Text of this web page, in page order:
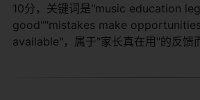
10分，关键词是"music education
good""mistakes make
available"，属于"家长真在用"的反馈